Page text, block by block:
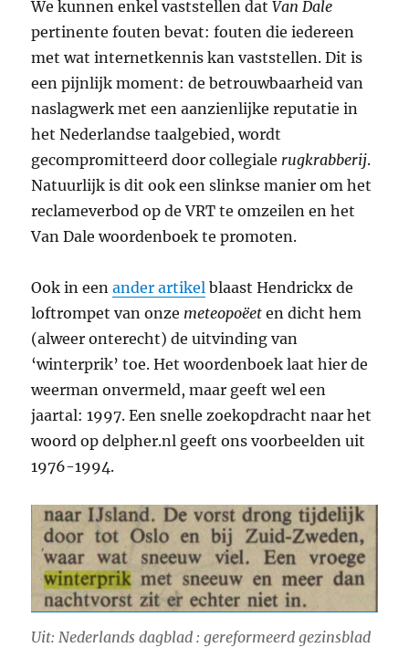
We kunnen enkel vaststellen datVan Dale
pertinente fouten bevat: fouten die iedereen
met wat internetkennis kan vaststellen. Dit is
een pijnlijk moment: de betrouwbaarheid van
naslagwerk met een aanzienlijke reputatie in
het Nederlandse taalgebied, wordt
gecompromitteerd door collegiale rugkrabberij.
Natuurlijk is dit ook een slinkse manier om het
reclameverbod op de VRT te omzeilen en het
Van Dale woordenboek te promoten.
Ook in eenander artikel blaast Hendrickx de
loftrompet van onze meteopoëet en dicht hem
(alweer onterecht) de uitvinding van
‘winterprik’ toe. Het woordenboek laat hier de
weerman onvermeld, maar geeft wel een
jaartal: 1997. Een snelle zoekopdracht naar het
woord op delpher.nl geeft ons voorbeelden uit
1976-1994.
Uit: Nederlands dagblad : gereformeerd gezinsblad